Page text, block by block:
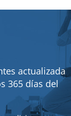
actualizada
365 días del